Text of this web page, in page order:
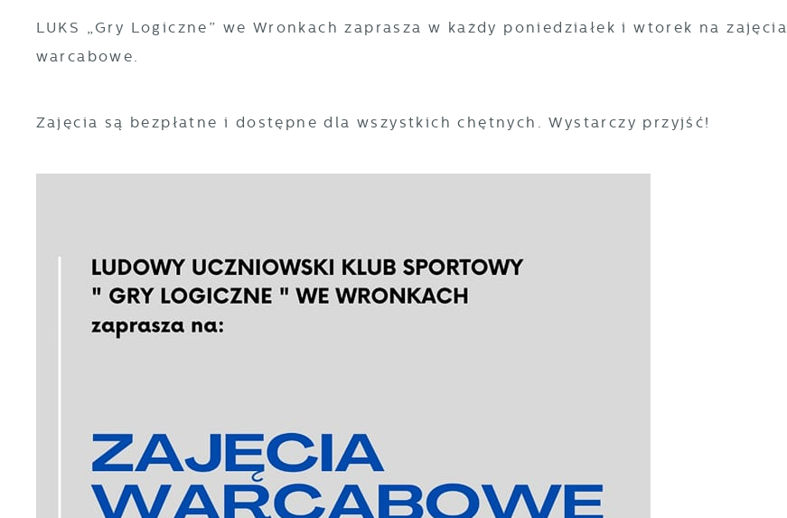
LUKS „Gry Logiczne” we Wronkach zaprasza w każdy poniedziałek i wtorek na zajęcia
warcabowe.
Zajęcia są bezpłatne i dostępne dla wszystkich chętnych. Wystarczy przyjść!